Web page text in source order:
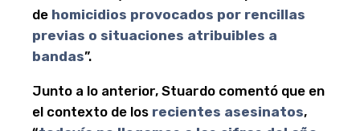
de homicidios provocados por rencillas
previas o situaciones atribuibles a
bandas”.
Junto a lo anterior, Stuardo comentó que en
el contexto de los recientes asesinatos,